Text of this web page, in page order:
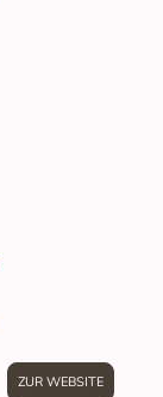
ZUR WEBSITE